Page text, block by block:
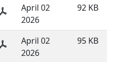
April 02
2026
92 KB
April 02
2026
95 KB